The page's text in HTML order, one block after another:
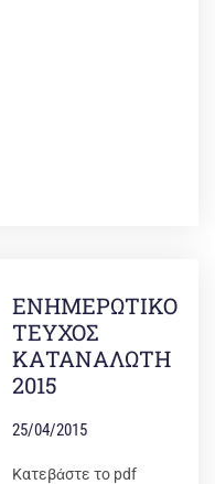
ΕΝΗΜΕΡΩΤΙΚΟ
ΤΕΥΧΟΣ
ΚΑΤΑΝΑΛΩΤΗ
2015
25/04/2015
Κατεβάστε το pdf